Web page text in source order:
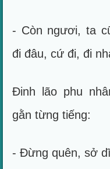
- Còn ngươi, ta
đi đâu, cứ đi, đi
Đinh lão phu
gằn từng tiếng:
- Đừng quên, sở